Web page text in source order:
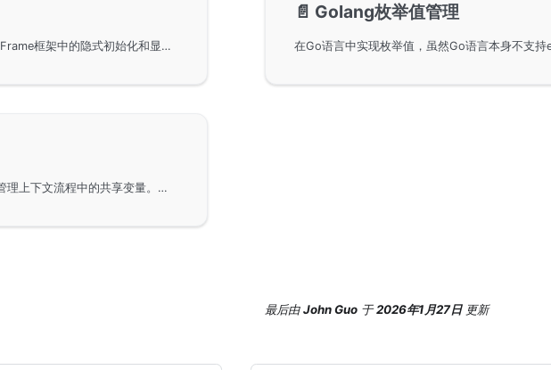
程序启动时需要执行的初始化操作，包括GoFrame框架中的隐式初始化和显式初始化。隐式初始化通过包的init方法实现，但可能导致程序启动失败，建议显式调用进行复杂初始化。显式初始化在业务开发中更为可取，以保证程序的可维护性。
📄️ Golang枚举值管理
通过使用GoFrame框架中的Context传递和管理上下文流程中的共享变量。在Go网络应用中，尤其是HTTP/RPC服务中，Context是传递异步IO控制和上下文变量的关键工具。通过结构化对象的共享，本文展示了如何在请求过程中实现变量传递，确保请求链路中变量的一致性和灵活性。
最后由John Guo 于2026年1月27日 更新